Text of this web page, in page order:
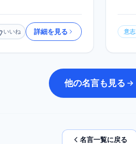
いいね
いいね 詳細を見る 意志
他の名言も見る
名言一覧に戻る